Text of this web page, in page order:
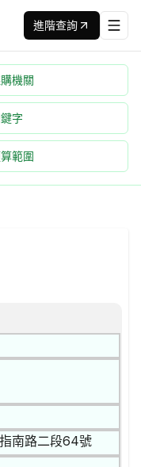
進階查詢
機關
字
範圍
告 | 案號：
退休基金服務，不
南路二段64號